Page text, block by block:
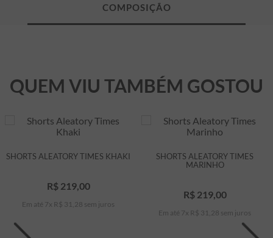
QUEM VIU TAMBÉM GOSTOU
SHORTS ALEATORY TIMES KHAKI
R$ 219,00
Em até 7 x R$ 31 28 sem juros
SHORTS ALEATORY TIMES
MARINHO
R$ 219,00
Em até 7 x R$ 31 28 sem juros